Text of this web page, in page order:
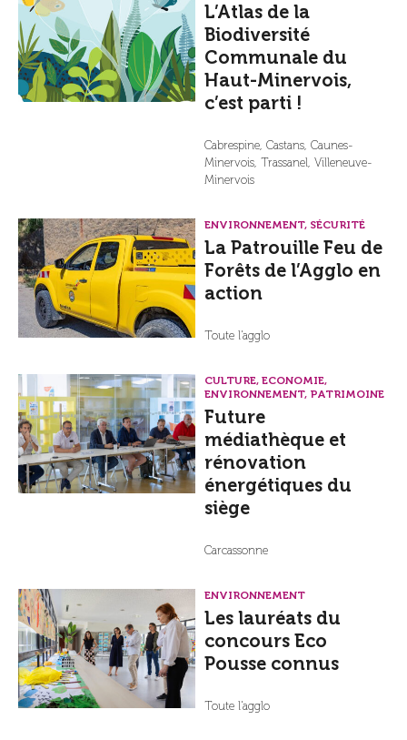
L’Atlas de la
Biodiversité
Communale du
Haut-Minervois,
c’est parti !
Cabrespine, Castans, Caunes-
Minervois, Trassanel, Villeneuve-
Minervois
ENVIRONNEMENT, SÉCURITÉ
La Patrouille Feu de
Forêts de l’Agglo en
action
Toute l'agglo
CULTURE, ECONOMIE,
ENVIRONNEMENT, PATRIMOINE
Future
médiathèque et
rénovation
énergétiques du
siège
Carcassonne
ENVIRONNEMENT
Les lauréats du
concours Eco
Pousse connus
Toute l'agglo